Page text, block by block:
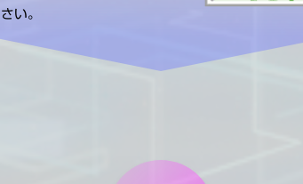
さい。